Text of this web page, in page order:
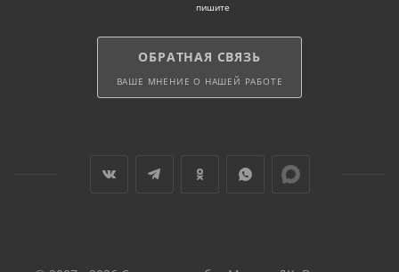
пишите
ОБРАТНАЯ СВЯЗЬ
ВАШЕ МНЕНИЕ О НАШЕЙ РАБОТЕ